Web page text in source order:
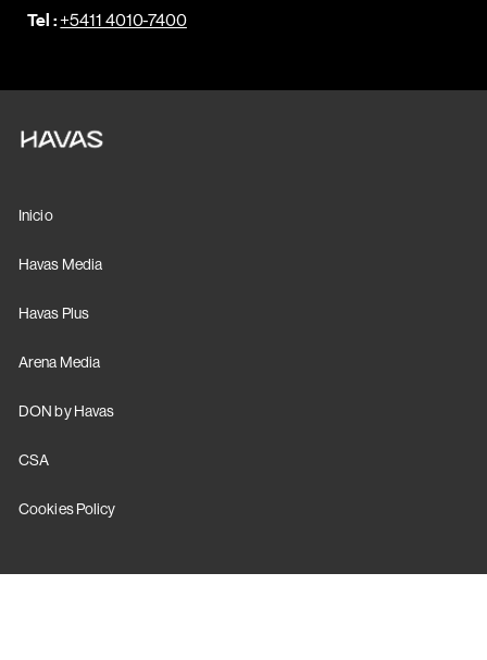
Tel :+5411 4010-7400
Inicio
Havas Media
Havas Plus
Arena Media
DON by Havas
CSA
Cookies Policy